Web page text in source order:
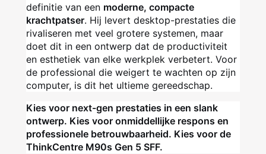
definitie van een moderne, compacte
krachtpatser. Hij levert desktop-prestaties die
rivaliseren met veel grotere systemen, maar
doet dit in een ontwerp dat de productiviteit
en esthetiek van elke werkplek verbetert. Voor
de professional die weigert te wachten op zijn
computer, is dit het ultieme gereedschap.
Kies voor next-gen prestaties in een slank
ontwerp. Kies voor onmiddellijke respons en
professionele betrouwbaarheid. Kies voor de
ThinkCentre M90s Gen 5 SFF.